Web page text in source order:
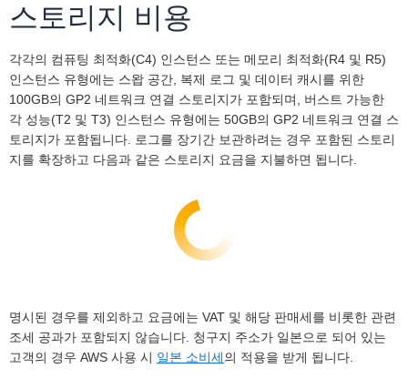
스토리지 비용
각각의 컴퓨팅 최적화(C4) 인스턴스 또는 메모리 최적화(R4 및 R5)
인스턴스 유형에는 스왑 공간, 복제 로그 및 데이터 캐시를 위한
100GB의 GP2 네트워크 연결 스토리지가 포함되며, 버스트 가능한
각 성능(T2 및 T3) 인스턴스 유형에는 50GB의 GP2 네트워크 연결 스
토리지가 포함됩니다. 로그를 장기간 보관하려는 경우 포함된 스토리
지를 확장하고 다음과 같은 스토리지 요금을 지불하면 됩니다.
명시된 경우를 제외하고 요금에는 VAT 및 해당 판매세를 비롯한 관련
조세 공과가 포함되지 않습니다. 청구지 주소가 일본으로 되어 있는
고객의 경우 AWS 사용 시 일본 소비세의 적용을 받게 됩니다.